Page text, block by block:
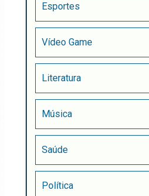
Esportes
Vídeo Game
Literatura
Música
Saúde
Política